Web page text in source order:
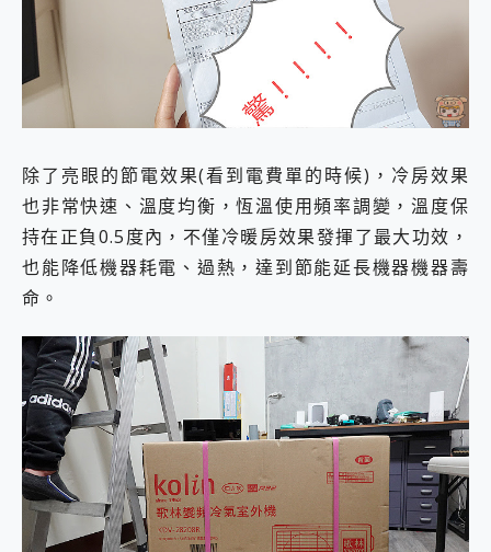
除了亮眼的節電效果(看到電費單的時候)，冷房效果
也非常快速、溫度均衡，恆溫使用頻率調變，溫度保
持在正負0.5度內，不僅冷暖房效果發揮了最大功效，
也能降低機器耗電、過熱，達到節能延長機器機器壽
命。